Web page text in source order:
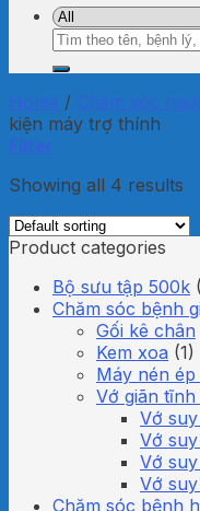
Search
for:
Home / Chăm sóc
kiện máy trợ thính
Filter
Showing all 4 results
Product categories
Bộ sưu tập 500k
Chăm sóc bệnh
Gối kê chân
Kem xoa (1)
Máy nén
Vớ giãn tĩnh
Vớ
Vớ
Vớ
Vớ
Chăm sóc bệnh